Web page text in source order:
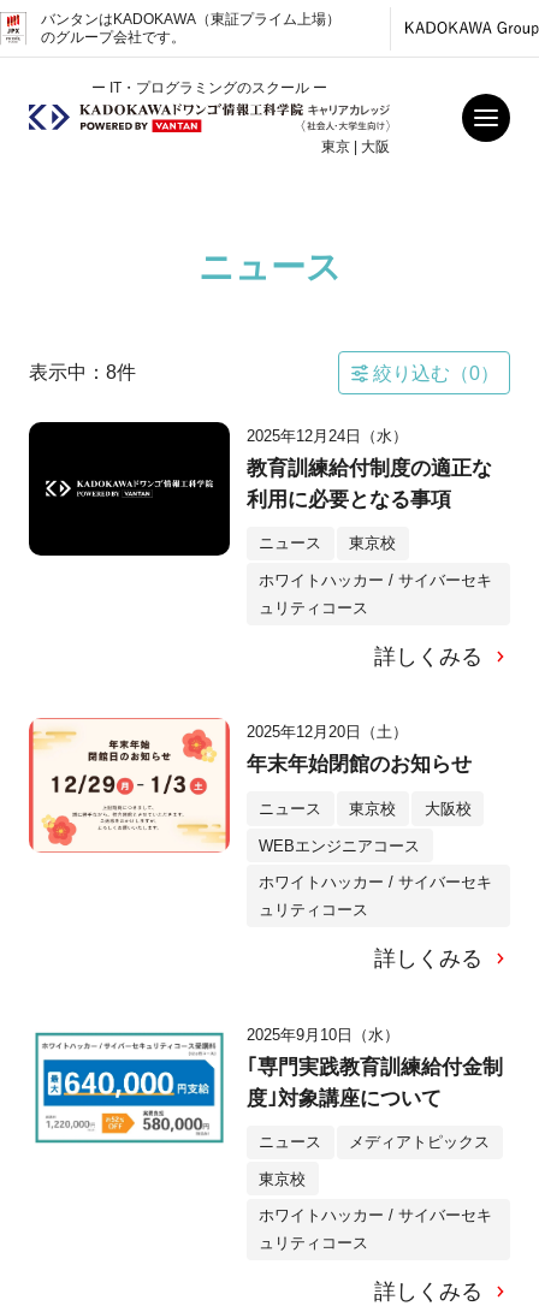
バンタンはKADOKAWA（東証プライム上場）
のグループ会社です。
ー IT・プログラミングのスクール ー
東京 | 大阪
ニュース
表示中： 8件 絞り込む（0）
2025年12月24日（水）
教育訓練給付制度の適正な
利用に必要となる事項
ニュース 東京校
ホワイトハッカー / サイバーセキ
ュリティコース
詳しくみる
2025年12月20日（土）
年末年始閉館のお知らせ
ニュース 東京校 大阪校
WEBエンジニアコース
ホワイトハッカー / サイバーセキ
ュリティコース
詳しくみる
2025年9月10日（水）
｢専門実践教育訓練給付金制
度｣対象講座について
ニュース メディアトピックス
東京校
ホワイトハッカー / サイバーセキ
ュリティコース
詳しくみる